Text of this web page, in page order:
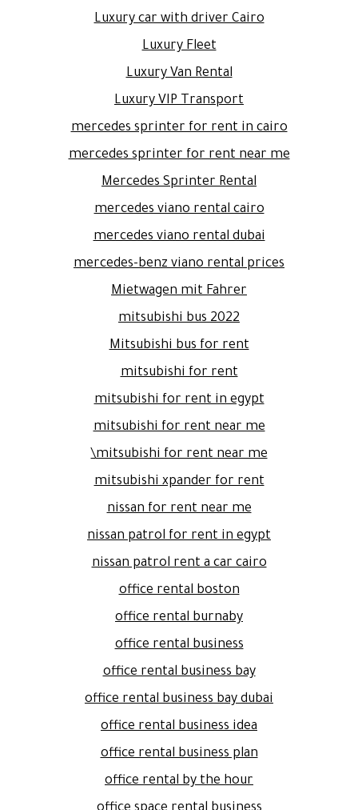
Luxury car with driver Cairo
Luxury Fleet
Luxury Van Rental
Luxury VIP Transport
mercedes sprinter for rent in cairo
mercedes sprinter for rent near me
Mercedes Sprinter Rental
mercedes viano rental cairo
mercedes viano rental dubai
mercedes-benz viano rental prices
Mietwagen mit Fahrer
mitsubishi bus 2022
Mitsubishi bus for rent
mitsubishi for rent
mitsubishi for rent in egypt
mitsubishi for rent near me
mitsubishi for rent near me\
mitsubishi xpander for rent
nissan for rent near me
nissan patrol for rent in egypt
nissan patrol rent a car cairo
office rental boston
office rental burnaby
office rental business
office rental business bay
office rental business bay dubai
office rental business idea
office rental business plan
office rental by the hour